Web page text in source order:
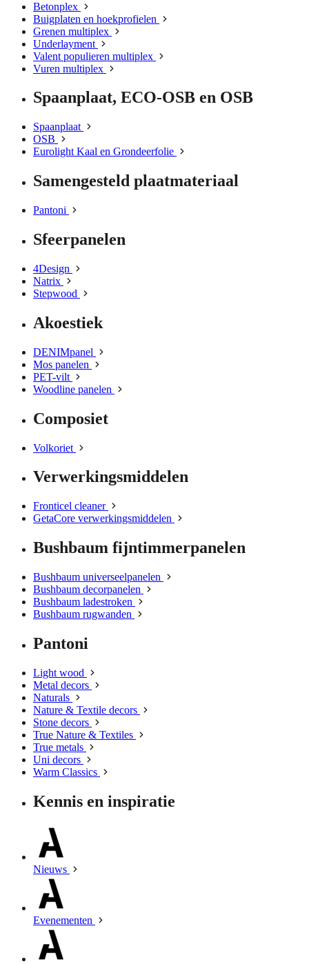
Betonplex
Buigplaten en hoekprofielen
Grenen multiplex
Underlayment
Valent populieren multiplex
Vuren multiplex
Spaanplaat, ECO-OSB en OSB
Spaanplaat
OSB
Eurolight Kaal en Grondeerfolie
Samengesteld plaatmateriaal
Pantoni
Sfeerpanelen
4Design
Natrix
Stepwood
Akoestiek
DENIMpanel
Mos panelen
PET-vilt
Woodline panelen
Composiet
Volkoriet
Verwerkingsmiddelen
Fronticel cleaner
GetaCore verwerkingsmiddelen
Bushbaum fijntimmerpanelen
Bushbaum universeelpanelen
Bushbaum decorpanelen
Bushbaum ladestroken
Bushbaum rugwanden
Pantoni
Light wood
Metal decors
Naturals
Nature & Textile decors
Stone decors
True Nature & Textiles
True metals
Uni decors
Warm Classics
Kennis en inspiratie
Nieuws
Evenementen